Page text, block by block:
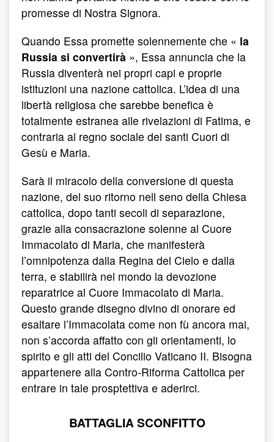
promesse di Nostra Signora.
Quando Essa promette solennemente che « la
Russia si convertirà », Essa annuncia che la
Russia diventerà nei propri capi e proprie
istituzioni una nazione cattolica. L’idea di una
libertà religiosa che sarebbe benefica è
totalmente estranea alle rivelazioni di Fatima, e
contraria al regno sociale dei santi Cuori di
Gesù e Maria.
Sarà il miracolo della conversione di questa
nazione, del suo ritorno nell seno della Chiesa
cattolica, dopo tanti secoli di separazione,
grazie alla consacrazione solenne al Cuore
Immacolato di Maria, che manifesterà
l’omnipotenza dalla Regina del Cielo e dalla
terra, e stabilirà nel mondo la devozione
reparatrice al Cuore Immacolato di Maria.
Questo grande disegno divino di onorare ed
esaltare l’Immacolata come non fù ancora mai,
non s’accorda affatto con gli orientamenti, lo
spirito e gli atti del Concilio Vaticano II. Bisogna
appartenere alla Contro-Riforma Cattolica per
entrare in tale prosptettiva e aderirci.
BATTAGLIA SCONFITTO